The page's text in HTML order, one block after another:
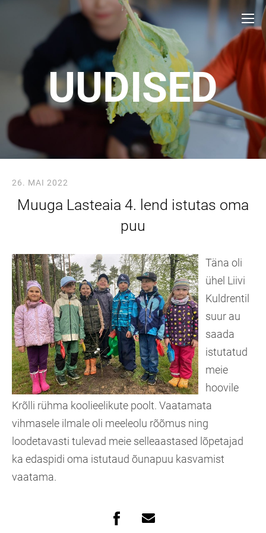
UUDISED
26. MAI 2022
Muuga Lasteaia 4. lend istutas oma
puu
Täna oli
ühel Liivi
Kuldrentil
suur au
saada
istutatud
meie
hoovile
Krõlli rühma koolieelikute poolt. Vaatamata
vihmasele ilmale oli meeleolu rõõmus ning
loodetavasti tulevad meie selleaastased lõpetajad
ka edaspidi oma istutaud õunapuu kasvamist
vaatama.